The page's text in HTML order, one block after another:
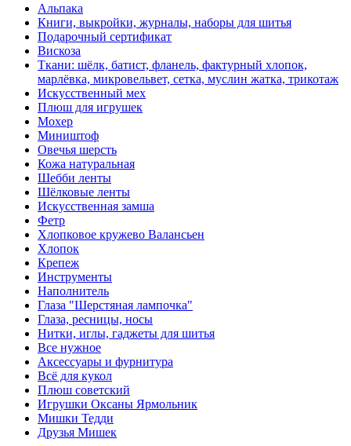
Альпака
Книги, выкройки, журналы, наборы для шитья
Подарочный сертификат
Вискоза
Ткани: шёлк, батист, фланель, фактурный хлопок,
марлёвка, микровельвет, сетка, муслин жатка, трикотаж
Искусственный мех
Плюш для игрушек
Мохер
Миништоф
Овечья шерсть
Кожа натуральная
Шебби ленты
Шёлковые ленты
Искусственная замша
Фетр
Хлопковое кружево Валансьен
Хлопок
Крепеж
Инструменты
Наполнитель
Глаза "Шерстяная лампочка"
Глаза, ресницы, носы
Нитки, иглы, гаджеты для шитья
Все нужное
Аксессуары и фурнитура
Всё для кукол
Плюш советский
Игрушки Оксаны Ярмольник
Мишки Тедди
Друзья Мишек